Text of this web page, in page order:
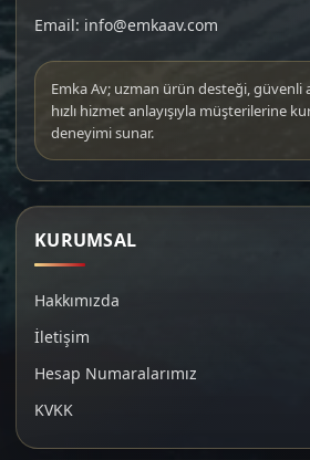
Email: info@emkaav.com
Emka Av; uzman ürün desteği, güvenli
hızlı hizmet anlayışıyla müşterilerine
deneyimi sunar.
KURUMSAL
Hakkımızda
İletişim
Hesap Numaralarımız
KVKK